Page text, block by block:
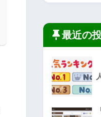
最近の